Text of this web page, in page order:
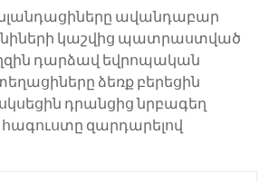
ավանդաբար
կաշվից պատրաստված
դարձավ եվրոպական
ձեռք բերեցին
դրանցից նրբագեղ
հագուստը զարդարելով